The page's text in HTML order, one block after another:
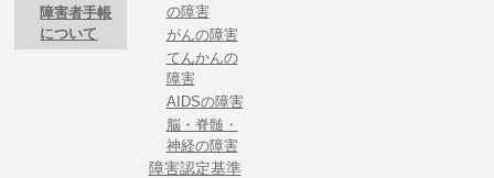
障害者手帳
について
の障害
がんの障害
てんかんの
障害
AIDSの障害
脳・脊髄・
神経の障害
障害認定基準